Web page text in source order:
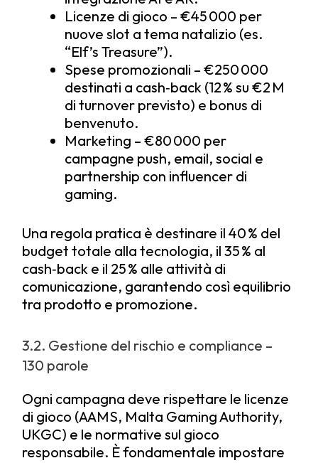
Licenze di gioco – €45 000 per
nuove slot a tema natalizio (es.
“Elf’s Treasure”).
Spese promozionali – €250 000
destinati a cash‑back (12 % su €2 M
di turnover previsto) e bonus di
benvenuto.
Marketing – €80 000 per
campagne push, email, social e
partnership con influencer di
gaming.
Una regola pratica è destinare il 40 % del
budget totale alla tecnologia, il 35 % al
cash‑back e il 25 % alle attività di
comunicazione, garantendo così equilibrio
tra prodotto e promozione.
3.2. Gestione del rischio e compliance –
130 parole
Ogni campagna deve rispettare le licenze
di gioco (AAMS, Malta Gaming Authority,
UKGC) e le normative sul gioco
responsabile. È fondamentale impostare